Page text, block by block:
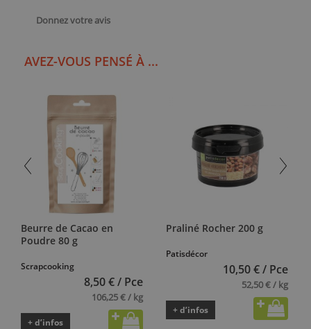
Donnez votre avis
AVEZ-VOUS PENSÉ À ...
Beurre de Cacao en
Poudre 80 g
Scrapcooking
8,50 € / Pce
106,25 € / kg
+ d’infos
Praliné Rocher 200 g
Patisdécor
10,50 € / Pce
52,50 € / kg
+ d’infos